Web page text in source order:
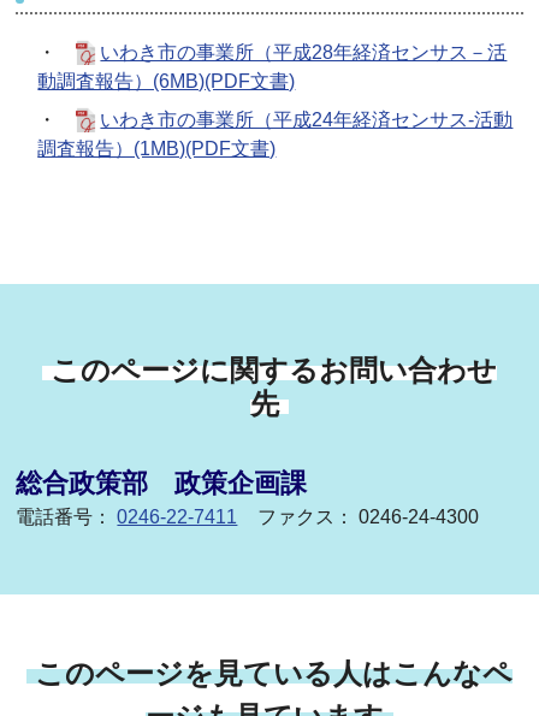
・
いわき市の事業所（平成28年経済センサス－活
動調査報告）(6MB)(PDF文書)
・
いわき市の事業所（平成24年経済センサス‐活動
調査報告）(1MB)(PDF文書)
このページに関するお問い合わせ
先
総合政策部 政策企画課
電話番号：0246-22-7411 ファクス： 0246-24-4300
このページを見ている人はこんなペ